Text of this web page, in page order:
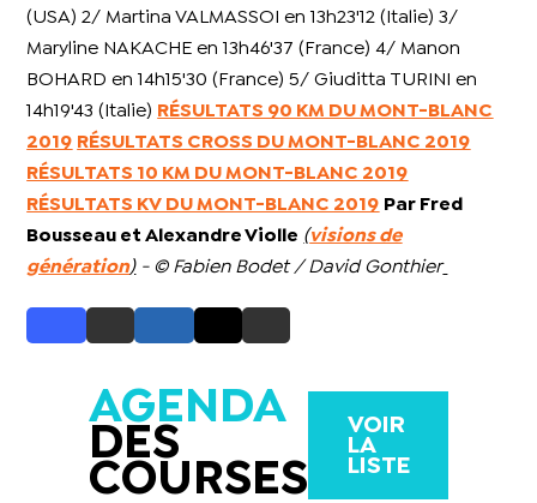
(USA) 2/ Martina VALMASSOI en 13h23'12 (Italie) 3/
Maryline NAKACHE en 13h46'37 (France) 4/ Manon
BOHARD en 14h15'30 (France) 5/ Giuditta TURINI en
14h19'43 (Italie)
RÉSULTATS 90 KM DU MONT-BLANC
2019 RÉSULTATS CROSS DU MONT-BLANC 2019
RÉSULTATS 10 KM DU MONT-BLANC 2019
RÉSULTATS KV DU MONT-BLANC 2019 Par Fred
Bousseau et Alexandre Violle (visions de
génération)- © Fabien Bodet / David Gonthier
AGENDA
DES
COURSES
VOIR
LA
LISTE